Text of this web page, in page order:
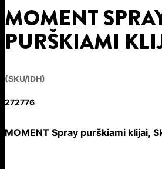
MOMENT
PURŠKIAMI
(SKU/IDH)
272776
MOMENT Spray purškiami klijai,